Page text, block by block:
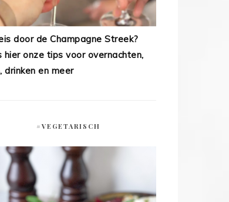
door de Champagne Streek?
hier onze tips voor overnachten,
drinken en meer
#VEGETARISCH